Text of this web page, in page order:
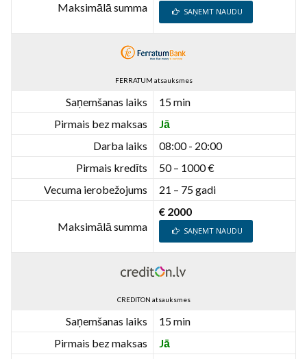
Maksimālā summa SAŅEMT NAUDU
FERRATUM atsauksmes
Saņemšanas laiks
15 min
Pirmais bez maksas
Jā
Darba laiks
08:00 - 20:00
Pirmais kredīts
50 – 1000 €
Vecuma ierobežojums
21 – 75 gadi
Maksimālā summa
€ 2000
SAŅEMT NAUDU
CREDITON atsauksmes
Saņemšanas laiks
15 min
Pirmais bez maksas
Jā